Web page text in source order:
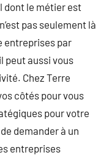
dont le métier est
pas seulement là
entreprises par
peut aussi vous
Chez Terre
côtés pour vous
pour votre
demander à un
entreprises